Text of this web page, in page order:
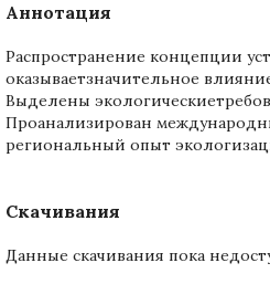
Аннотация
Распространение концепции
оказываетзначительное
Выделены
Проанализирован
региональный опыт
Скачивания
Данные скачивания пока